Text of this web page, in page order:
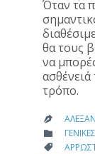
Όταν τα
θα τους
να
τρόπο.


